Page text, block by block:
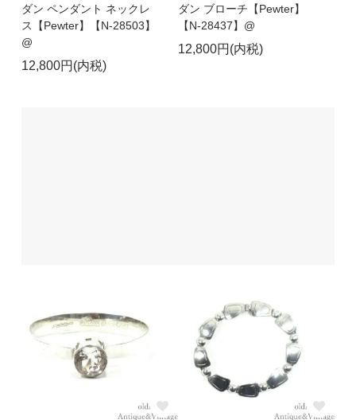
ダン ペンダント ネックレ
ス【Pewter】【N-28503】
@
12,800円(内税)
ダン ブローチ【Pewter】
【N-28437】@
12,800円(内税)